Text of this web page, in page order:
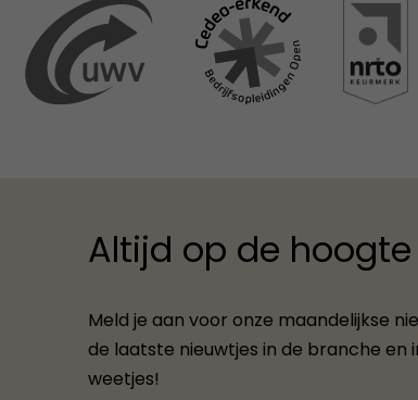
Altijd op de hoogte
Meld je aan voor onze maandelijkse
de laatste nieuwtjes in de branche en
weetjes!